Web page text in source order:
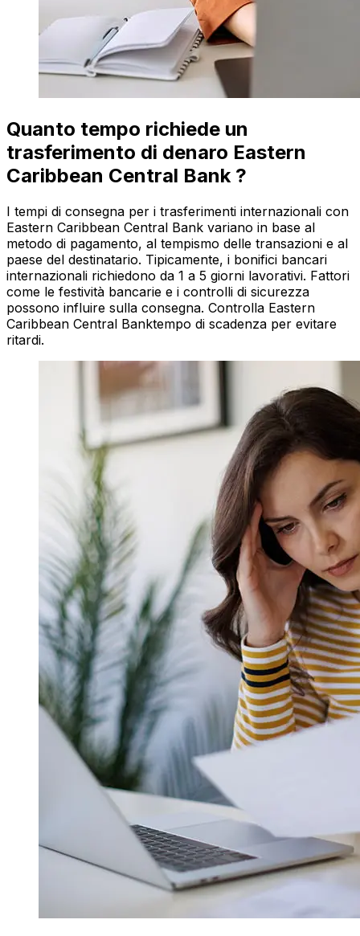
Quanto tempo richiede un
trasferimento di denaro Eastern
Caribbean Central Bank ?
I tempi di consegna per i trasferimenti internazionali con
Eastern Caribbean Central Bank variano in base al
metodo di pagamento, al tempismo delle transazioni e al
paese del destinatario. Tipicamente, i bonifici bancari
internazionali richiedono da 1 a 5 giorni lavorativi. Fattori
come le festività bancarie e i controlli di sicurezza
possono influire sulla consegna. Controlla Eastern
Caribbean Central Banktempo di scadenza per evitare
ritardi.